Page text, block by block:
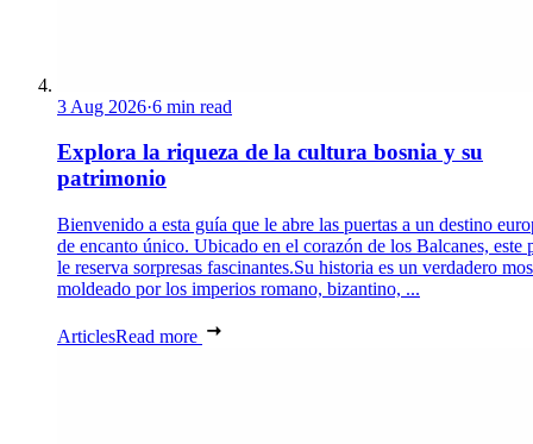
3 Aug 2026·6 min read
Explora la riqueza de la cultura bosnia y su
patrimonio
Bienvenido a esta guía que le abre las puertas a un destino
de encanto único. Ubicado en el corazón de los Balcanes, este
le reserva sorpresas fascinantes.Su historia es un verdadero
moldeado por los imperios romano, bizantino, ...
ArticlesRead more